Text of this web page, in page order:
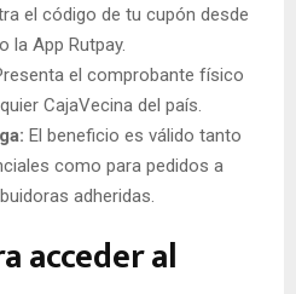
el código de tu cupón desde
la App Rutpay.
el comprobante físico
CajaVecina del país.
El beneficio es válido tanto
como para pedidos a
adheridas.
acceder al